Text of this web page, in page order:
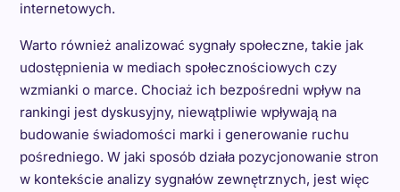
internetowych.
Warto również analizować sygnały społeczne, takie jak
udostępnienia w mediach społecznościowych czy
wzmianki o marce. Chociaż ich bezpośredni wpływ na
rankingi jest dyskusyjny, niewątpliwie wpływają na
budowanie świadomości marki i generowanie ruchu
pośredniego. W jaki sposób działa pozycjonowanie stron
w kontekście analizy sygnałów zewnętrznych, jest więc